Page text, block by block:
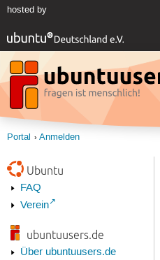
hosted by
Portal Anmelden
Ubuntu
FAQ
Verein
ubuntuusers.de
Über ubuntuusers.de